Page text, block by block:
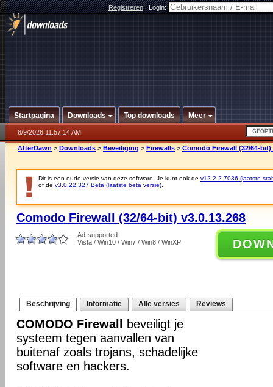
Registreren|Login:
Startpagina Downloads Top downloads Meer
8/9/2026 11:57:14 AM
AfterDawn > Downloads > Beveiliging > Firewalls > Comodo Firewall (32/64-bit)
Dit is een oude versie van deze software. Je kunt ook de v12.2.2.7036 (laatste
of de v3.0.22.327 Beta (laatste beta versie)
Comodo Firewall (32/64-bit) v3.0.13.268
Ad-supported
Vista / Win10 / Win7 / Win8 / WinXP
Beschrijving Informatie Alle versies Reviews
COMODO Firewall
beveiligt je
systeem tegen aanvallen van
buitenaf zoals trojans, schadelijke
software en hackers.